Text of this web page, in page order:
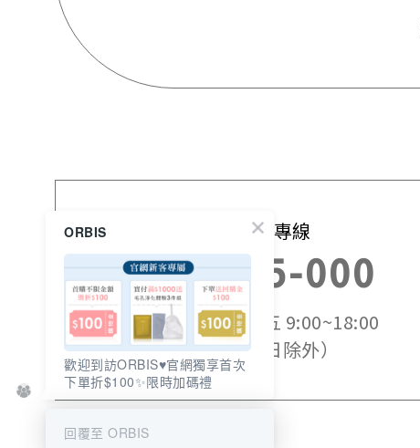
免付費訂購專線
0800-525-000
服務時間：週一~週五 9:00~18:00
（國定假日除外）
ORBIS
歡迎到訪ORBIS♥️官網獨享首次
下單折$100✨限時加碼禮
回覆至 ORBIS